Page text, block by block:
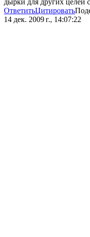
дырки для других целей
ОтветитьЦитировать
14 дек. 2009 г., 14:07:22